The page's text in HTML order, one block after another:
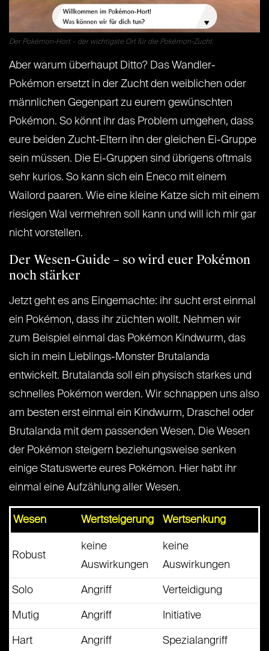
Der Pokémon-Hort – der wichtigste Ort für die Pokémon-Zucht.
Aber warum überhaupt Ditto? Das Wandler-
Pokémon ersetzt in der Zucht den weiblichen oder
männlichen Gegenpart zu eurem gewünschten
Pokémon. So könnt ihr das Problem umgehen, dass
eure beiden Zucht-Eltern ihn der gleichen Ei-Gruppe
sein müssen. Die Ei-Gruppen sind übrigens oftmals
sehr kurios. So kann sich ein Eneco mit einem
Wailord paaren. Wie eine kleine Katze sich mit einem
riesigen Wal vermehren soll kann und will ich mir gar
nicht vorstellen.
Der Wesen-Guide – so wird euer Pokémon
noch stärker
Jetzt geht es ans Eingemachte: ihr sucht erst einmal
ein Pokémon, dass ihr züchten wollt. Nehmen wir
zum Beispiel einmal das Pokémon Kindwurm, das
sich in mein Lieblings-Monster Brutalanda
entwickelt. Brutalanda soll ein physisch starkes und
schnelles Pokémon werden. Wir schnappen uns also
am besten erst einmal ein Kindwurm, Draschel oder
Brutalanda mit dem passenden Wesen. Die Wesen
der Pokémon steigern beziehungsweise senken
einige Statuswerte eures Pokémon. Hier habt ihr
einmal eine Aufzählung aller Wesen.
Wesen Wertsteigerung Wertsenkung
Robust
keine
Auswirkungen
keine
Auswirkungen
Solo Angriff Verteidigung
Mutig Angriff Initiative
Hart Angriff Spezialangriff